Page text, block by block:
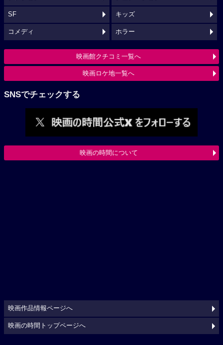
SF キッズ
コメディ ホラー
映画館クチコミ一覧へ
映画ロケ地一覧へ
SNSでチェックする
映画の時間について
映画作品情報ページへ
映画の時間トップページへ